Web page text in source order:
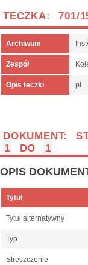
TECZKA: 701/
Archiwum
Zespół
Opis teczki pl
DOKUMENT:
1
DO 1
OPIS
Tytuł
Tytuł alternatywny
Typ
Streszczenie